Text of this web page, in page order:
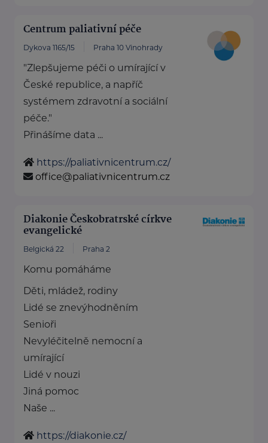
Centrum paliativní péče
Dykova 1165/15 Praha 10 Vinohrady
"Zlepšujeme péči o umírající v
České republice, a napříč
systémem zdravotní a sociální
péče."
Přinášíme data ...
https://paliativnicentrum.cz/
office@paliativnicentrum.cz
Diakonie Českobratrské církve
evangelické
Belgická 22 Praha 2
Komu pomáháme
Děti, mládež, rodiny
Lidé se znevýhodněním
Senioři
Nevyléčitelně nemocní a
umírající
Lidé v nouzi
Jiná pomoc
Naše ...
https://diakonie.cz/